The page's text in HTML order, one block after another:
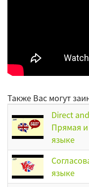
Также Вас могут
Direct
Прямая и
языке
языке